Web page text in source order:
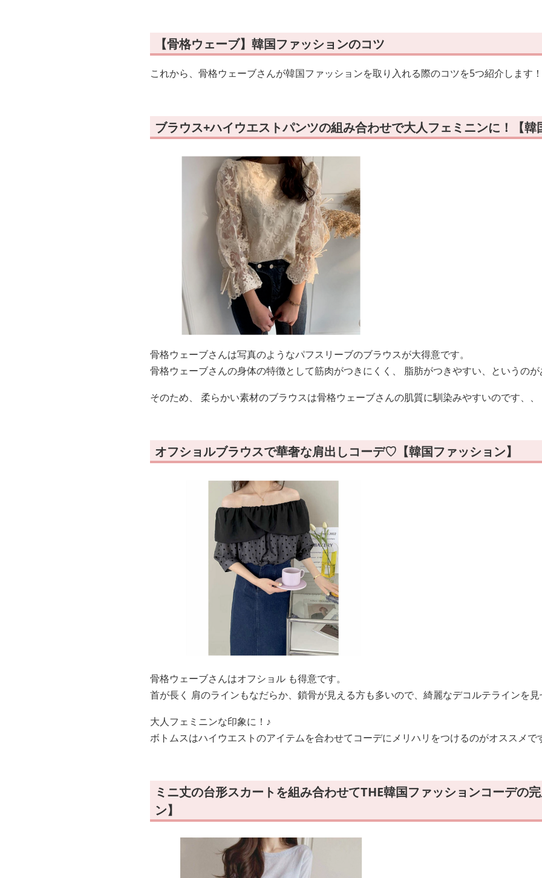
【骨格ウェーブ】韓国ファッションのコツ
これから、骨格ウェーブさんが韓国ファッションを取り入れる際のコツを5つ紹介します！
ブラウス+ハイウエストパンツの組み合わせで大人フェミニンに！【韓
骨格ウェーブさんは写真のようなパフスリーブのブラウスが大得意です。
骨格ウェーブさんの身体の特徴として筋肉がつきにくく、 脂肪がつきやすい、というの
そのため、 柔らかい素材のブラウスは骨格ウェーブさんの肌質に馴染みやすいのです、
オフショルブラウスで華奢な肩出しコーデ♡【韓国ファッション】
骨格ウェーブさんはオフショル も得意です。
首が長く 肩のラインもなだらか、鎖骨が見える方も多いので、綺麗なデコルテラインを
大人フェミニンな印象に！♪
ボトムスはハイウエストのアイテムを合わせてコーデにメリハリをつけるのがオススメで
ミニ丈の台形スカートを組み合わせてTHE韓国ファッションコーデの
ン】